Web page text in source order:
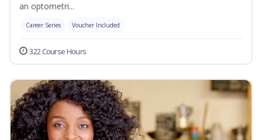
an optometri...
Career Series Voucher Included
322 Course Hours